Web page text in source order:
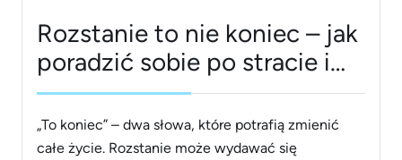
Rozstanie to nie koniec – jak
poradzić sobie po stracie i
dać sobie szansę na
odbudowę miłości?
„To koniec” – dwa słowa, które potrafią zmienić
całe życie. Rozstanie może wydawać się